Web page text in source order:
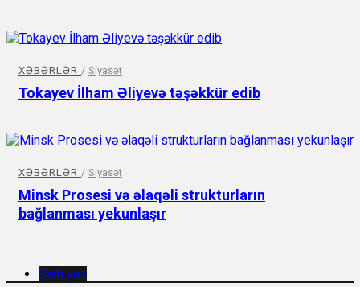
XƏBƏRLƏR / Siyasət
Tokayev İlham Əliyevə təşəkkür edib
XƏBƏRLƏR / Siyasət
Minsk Prosesi və əlaqəli strukturların
bağlanması yekunlaşır
Şərh yaz